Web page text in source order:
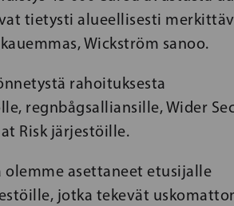
tietysti alueellisesti
Wickström sanoo.
rahoituksesta
regnbågsalliansille, Wider
Risk järjestöille.
olemme asettaneet etusijalle
jotka tekevät